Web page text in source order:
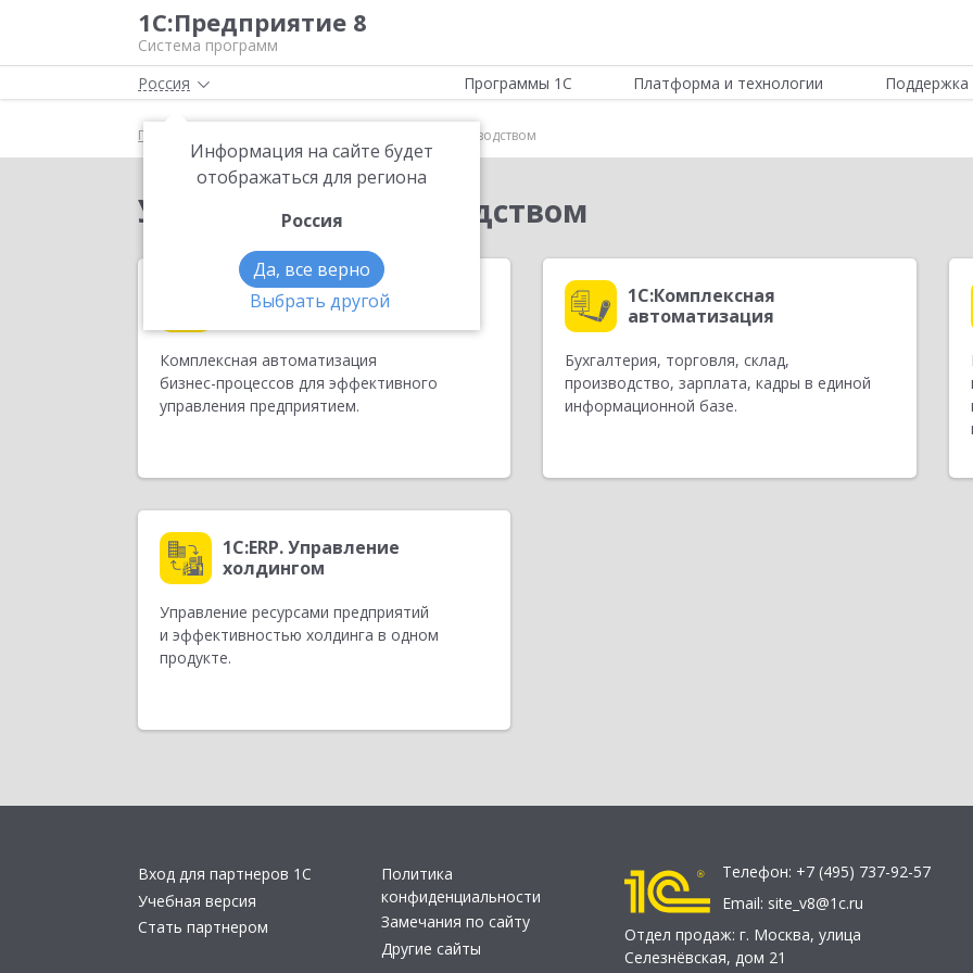
1С:Предприятие 8
Система программ
Россия
Информация на сайте будет
отображаться для региона
Россия
Да, все верно
Выбрать другой
Программы 1С Платформа и технологии Поддержка
Главная Управление производством
Управление производством
1С:ERP Управление
предприятием
Комплексная автоматизация
бизнес-процессов для эффективного
управления предприятием.
1С:Комплексная
автоматизация
Бухгалтерия, торговля, склад,
производство, зарплата, кадры в единой
информационной базе.
1С:ERP. Управление
холдингом
Управление ресурсами предприятий
и эффективностью холдинга в одном
продукте.
Вход для партнеров 1С
Учебная версия
Стать партнером
Политика
конфиденциальности
Замечания по сайту
Другие сайты
Телефон: +7 (495) 737-92-57
Email: site_v8@1c.ru
Отдел продаж: г. Москва, улица
Селезнёвская, дом 21